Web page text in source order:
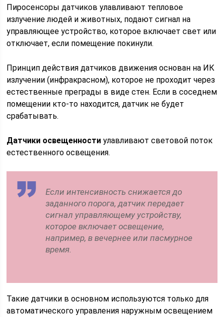
Пиросенсоры датчиков улавливают тепловое
излучение людей и животных, подают сигнал на
управляющее устройство, которое включает свет или
отключает, если помещение покинули.
Принцип действия датчиков движения основан на ИК
излучении (инфракрасном), которое не проходит через
естественные преграды в виде стен. Если в соседнем
помещении кто-то находится, датчик не будет
срабатывать.
Датчики освещенности улавливают световой поток
естественного освещения.
Если интенсивность снижается до
заданного порога, датчик передает
сигнал управляющему устройству,
которое включает освещение,
например, в вечернее или пасмурное
время.
Такие датчики в основном используются только для
автоматического управления наружным освещением